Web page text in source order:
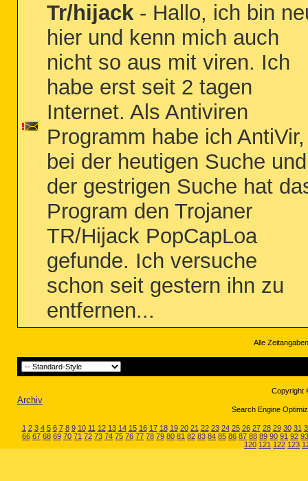
Tr/hijack - Hallo, ich bin
hier und kenn mich auch
nicht so aus mit viren. Ich
habe erst seit 2 tagen
Internet. Als Antiviren
Programm habe ich AntiVir,
bei der heutigen Suche und
der gestrigen Suche hat
Program den Trojaner
TR/Hijack PopCapLoa
gefunde. Ich versuche
schon seit gestern ihn zu
entfernen...
Alle
Copyright
Archiv
Search Engine
1 2 3 4 5 6 7 8 9 10 11 12 13 14 15 16 17 18 19 20 21 22 23 24 25 26 27 28 29 30 31
66 67 68 69 70 71 72 73 74 75 76 77 78 79 80 81 82 83 84 85 86 87 88 89 90 91 92 93
120 121 122 123